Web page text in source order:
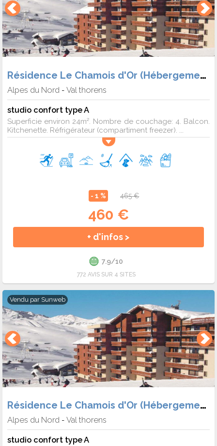
Résidence Le Chamois d'Or (Hébergement + Forf.)
Alpes du Nord - Val thorens
studio confort type A
Superficie environ 24m². Nombre de couchage: 4. Balcon.
Kitchenette. Réfrigérateur (compartiment freezer). ...
- 1 % 465 €
460 €
+ d'infos >
7.9/10
772 AVIS SUR 4 SITES
Vendu par Sunweb
Résidence Le Chamois d'Or (Hébergement + Forf.)
Alpes du Nord - Val thorens
studio confort type A